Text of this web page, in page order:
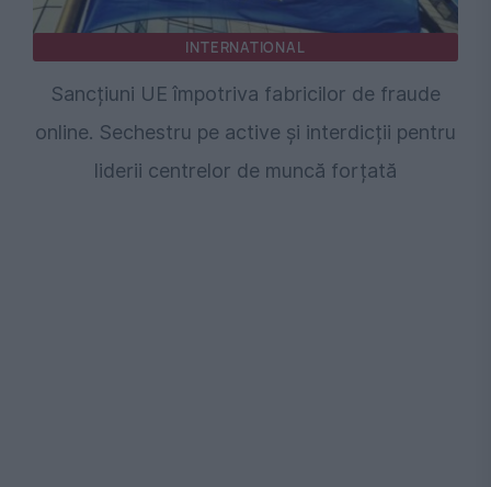
INTERNATIONAL
Sancțiuni UE împotriva fabricilor de fraude
online. Sechestru pe active și interdicții pentru
liderii centrelor de muncă forțată